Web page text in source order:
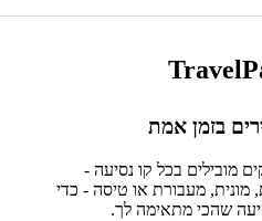
בזמן אמת
מובילים בכל קו נסיעה -
מונית, מעבורת או טיסה - כדי
שהכי מתאימה לך.